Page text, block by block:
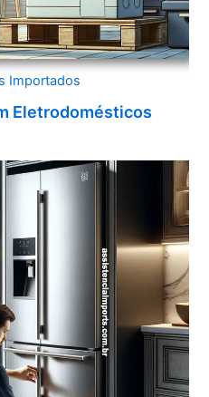
Importados
Eletrodomésticos